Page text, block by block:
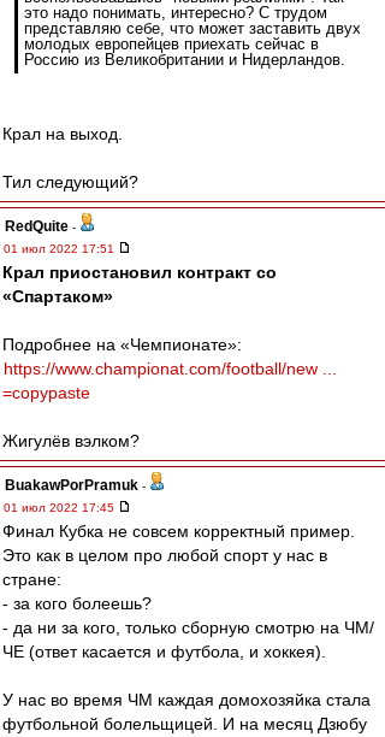
это надо понимать, интересно? С трудом
представляю себе, что может заставить двух
молодых европейцев приехать сейчас в
Россию из Великобритании и Нидерландов.
Крал на выход.
Тил следующий?
RedQuite -
01 июл 2022 17:51
Крал приостановил контракт со
«Спартаком»
Подробнее на «Чемпионате»:
https://www.championat.com/football/new ...
=copypaste
Жигулёв вэлком?
BuakawPorPramuk -
01 июл 2022 17:45
Финал Кубка не совсем корректный пример.
Это как в целом про любой спорт у нас в
стране:
- за кого болеешь?
- да ни за кого, только сборную смотрю на ЧМ/
ЧЕ (ответ касается и футбола, и хоккея).
У нас во время ЧМ каждая домохозяйка стала
футбольной болельщицей. И на месяц Дзюбу